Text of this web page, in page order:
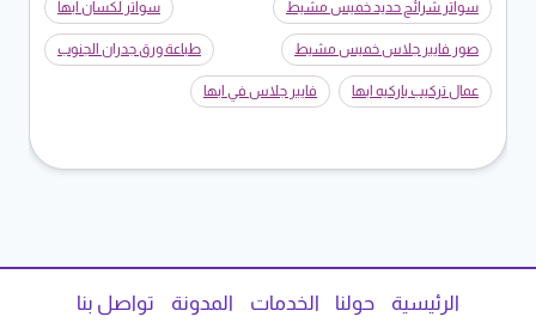
سواتر شرائح حديد خميس مشيط سواتر لكسان ابها
صور فايبر جلاس خميس مشيط طباعة ورق جدران الجنوب
عمال تركيب باركيه ابها فايبر جلاس في ابها
الرئيسية حولنا الخدمات المدونة تواصل بنا